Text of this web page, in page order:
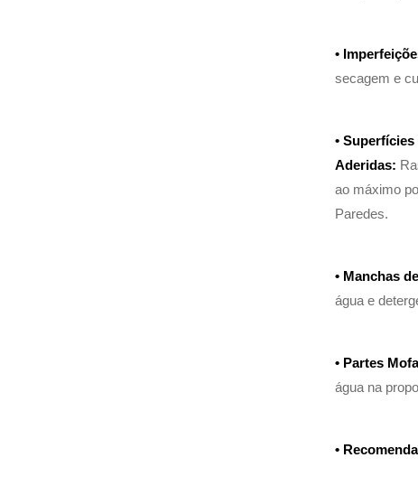
•
secagem e
•
Aderidas:
ao máximo
Paredes.
• Manchas
água e
• Partes
água na
•